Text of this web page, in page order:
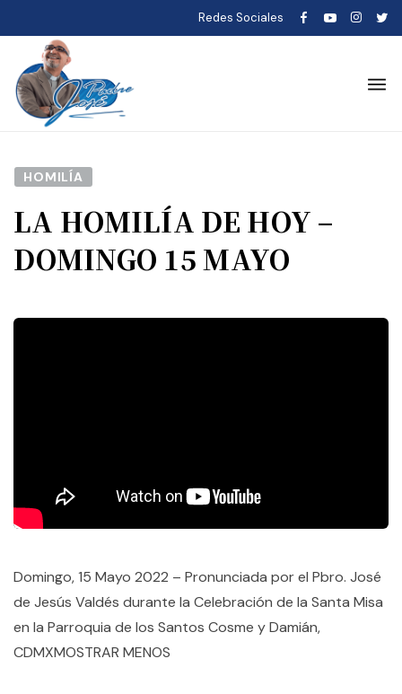
Redes Sociales
HOMILÍA
LA HOMILÍA DE HOY –
DOMINGO 15 MAYO
Domingo, 15 Mayo 2022 – Pronunciada por el Pbro. José
de Jesús Valdés durante la Celebración de la Santa Misa
en la Parroquia de los Santos Cosme y Damián,
CDMXMOSTRAR MENOS